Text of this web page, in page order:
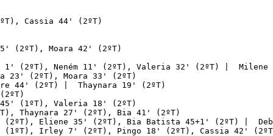
Cassia 44' (2ºT)
(2ºT), Moara 42' (2ºT)
(2ºT), Neném 11' (2ºT), Valeria 32' (2ºT) |  Milene
(2ºT), Moara 33' (2ºT)
44' (2ºT) |  Thaynara 19' (2ºT)
(1ºT), Valeria 18' (2ºT)
Thaynara 27' (2ºT), Bia 41' (2ºT)
Eliene 35' (2ºT), Bia Batista 45+1' (2ºT) |
Irley 7' (2ºT), Pingo 18' (2ºT), Cassia 42'